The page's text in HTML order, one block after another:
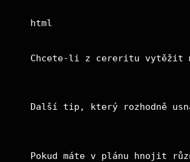
html
Chcete-li z cereritu vytěžit
Další tip, který rozhodně
Pokud máte v plánu hnojit